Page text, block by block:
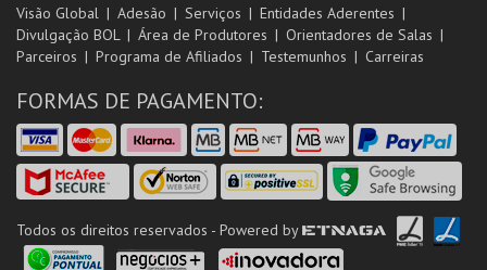
Visão Global Adesão Serviços
Entidades Aderentes
Divulgação BOL
Área de Produtores
Orientadores de Salas
Parceiros
Programa de Afiliados Testemunhos Carreiras
FORMAS DE PAGAMENTO:
Todos os direitos reservados - Powered by ETNAGA